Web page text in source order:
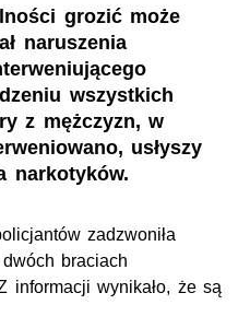
grozić może
naruszenia
wszystkich
z mężczyzn, w
usłyszy
narkotyków.
zadzwoniła
braciach
informacji wynikało, że są